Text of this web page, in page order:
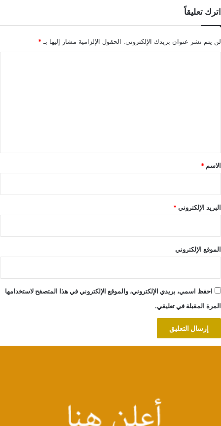
اترك تعليقاً
لن يتم نشر عنوان بريدك الإلكتروني. الحقول الإلزامية مشار إليها بـ *
*
الاسم *
البريد الإلكتروني*
الموقع الإلكتروني
احفظ اسمي، بريدي الإلكتروني، والموقع الإلكتروني في هذا المتصفح لاستخدامها
المرة المقبلة في تعليقي.